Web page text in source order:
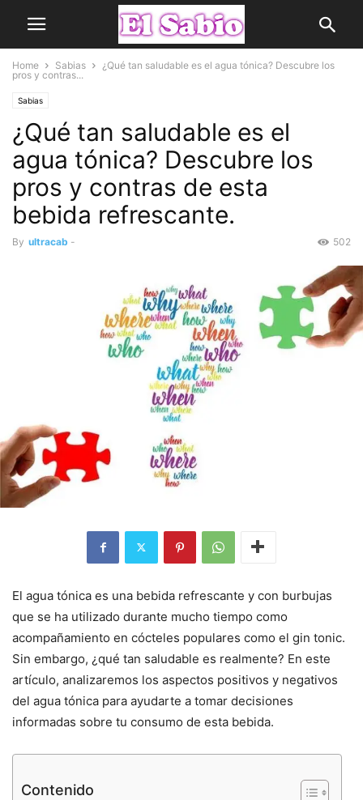
Home Sabias
¿Qué tan saludable es el agua tónica? Descubre los
pros y contras...
Sabias
¿Qué tan saludable es el
agua tónica? Descubre los
pros y contras de esta
bebida refrescante.
By ultracab - 502
El agua tónica es una bebida refrescante y con burbujas
que se ha utilizado durante mucho tiempo como
acompañamiento en cócteles populares como el gin tonic.
Sin embargo, ¿qué tan saludable es realmente? En este
artículo, analizaremos los aspectos positivos y negativos
del agua tónica para ayudarte a tomar decisiones
informadas sobre tu consumo de esta bebida.
Contenido